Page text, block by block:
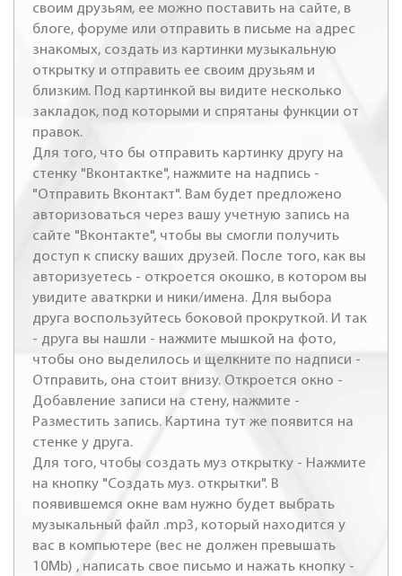
своим друзьям, ее можно поставить на сайте, в
блоге, форуме или отправить в письме на адрес
знакомых, создать из картинки музыкальную
открытку и отправить ее своим друзьям и
близким. Под картинкой вы видите несколько
закладок, под которыми и спрятаны функции от
правок.
Для того, что бы отправить картинку другу на
стенку "Вконтактке", нажмите на надпись -
"Отправить Вконтакт". Вам будет предложено
авторизоваться через вашу учетную запись на
сайте "Вконтакте", чтобы вы смогли получить
доступ к списку ваших друзей. После того, как вы
авторизуетесь - откроется окошко, в котором вы
увидите аваткрки и ники/имена. Для выбора
друга воспользуйтесь боковой прокруткой. И так
- друга вы нашли - нажмите мышкой на фото,
чтобы оно выделилось и щелкните по надписи -
Отправить, она стоит внизу. Откроется окно -
Добавление записи на стену, нажмите -
Разместить запись. Картина тут же появится на
стенке у друга.
Для того, чтобы создать муз открытку - Нажмите
на кнопку "Создать муз. открытки". В
появившемся окне вам нужно будет выбрать
музыкальный файл .mp3, который находится у
вас в компьютере (вес не должен превышать
10Mb) , написать свое письмо и нажать кнопку -